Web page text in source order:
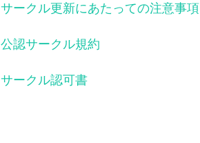
サークル更新にあたっての注意事項
公認サークル規約
サークル認可書